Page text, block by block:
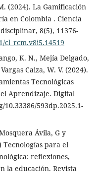
(2024). La Gamificación
en Colombia . Ciencia
8(5), 11376-
cl_rcm.v8i5.14519
K. N., Mejía Delgado,
Caiza, W. V. (2024).
Tecnológicas
Aprendizaje. Digital
10.33386/593dp.2025.1-
Ávila, G y
Tecnologías para el
reflexiones,
la educación. Revista